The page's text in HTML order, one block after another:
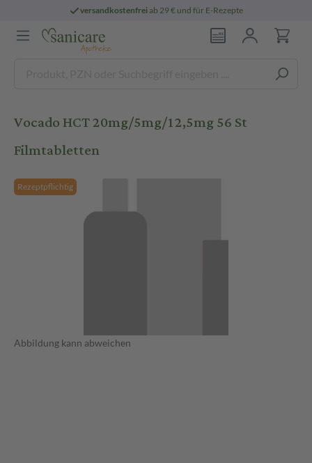
versandkostenfreiab 29 € und für E-Rezepte
Vocado HCT 20mg/5mg/12,5mg 56 St
Filmtabletten
Rezeptpflichtig
Abbildung kann abweichen